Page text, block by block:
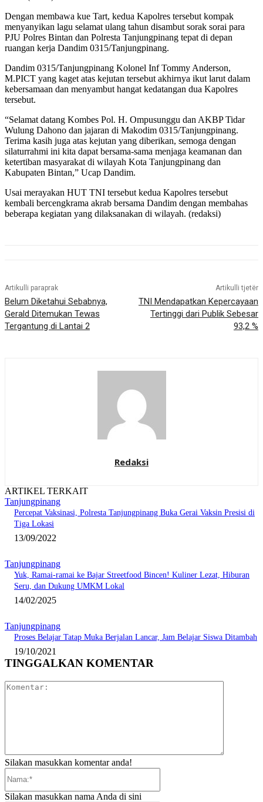
Dengan membawa kue Tart, kedua Kapolres tersebut kompak
menyanyikan lagu selamat ulang tahun disambut sorak sorai para
PJU Polres Bintan dan Polresta Tanjungpinang tepat di depan
ruangan kerja Dandim 0315/Tanjungpinang.
Dandim 0315/Tanjungpinang Kolonel Inf Tommy Anderson,
M.PICT yang kaget atas kejutan tersebut akhirnya ikut larut dalam
kebersamaan dan menyambut hangat kedatangan dua Kapolres
tersebut.
“Selamat datang Kombes Pol. H. Ompusunggu dan AKBP Tidar
Wulung Dahono dan jajaran di Makodim 0315/Tanjungpinang.
Terima kasih juga atas kejutan yang diberikan, semoga dengan
silaturrahmi ini kita dapat bersama-sama menjaga keamanan dan
ketertiban masyarakat di wilayah Kota Tanjungpinang dan
Kabupaten Bintan,” Ucap Dandim.
Usai merayakan HUT TNI tersebut kedua Kapolres tersebut
kembali bercengkrama akrab bersama Dandim dengan membahas
beberapa kegiatan yang dilaksanakan di wilayah. (redaksi)
Artikulli paraprak
Belum Diketahui Sebabnya,
Gerald Ditemukan Tewas
Tergantung di Lantai 2
Artikulli tjetër
TNI Mendapatkan Kepercayaan
Tertinggi dari Publik Sebesar
93,2 %
Redaksi
ARTIKEL TERKAIT
Tanjungpinang
Percepat Vaksinasi, Polresta Tanjungpinang Buka Gerai Vaksin Presisi di
Tiga Lokasi
13/09/2022
Tanjungpinang
Yuk, Ramai-ramai ke Bajar Streetfood Bincen! Kuliner Lezat, Hiburan
Seru, dan Dukung UMKM Lokal
14/02/2025
Tanjungpinang
Proses Belajar Tatap Muka Berjalan Lancar, Jam Belajar Siswa Ditambah
19/10/2021
TINGGALKAN KOMENTAR
Silakan masukkan komentar anda!
Silakan masukkan nama Anda di sini